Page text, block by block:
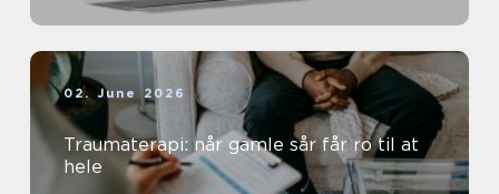
02. June 2026
Traumaterapi: når gamle sår får ro til at
hele